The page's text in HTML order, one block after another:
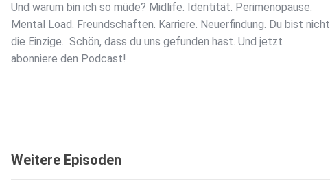
Und warum bin ich so müde? Midlife. Identität. Perimenopause.
Mental Load. Freundschaften. Karriere. Neuerfindung. Du bist nicht
die Einzige. ️ Schön, dass du uns gefunden hast. Und jetzt
abonniere den Podcast!
Weitere Episoden